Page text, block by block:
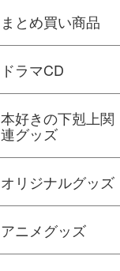
まとめ買い商品
ドラマCD
本好きの下剋上関
連グッズ
オリジナルグッズ
アニメグッズ